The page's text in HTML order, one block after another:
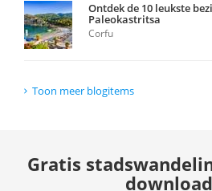
Ontdek de 10 leukste
Paleokastritsa
Corfu
Toon meer blogitems
Gratis